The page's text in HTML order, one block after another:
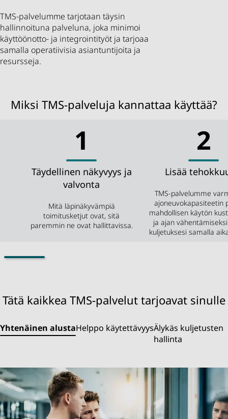
TMS-palvelumme tarjotaan täysin
hallinnoituna palveluna, joka minimoi
käyttöönotto- ja integrointityöt ja tarjoaa
samalla operatiivisia asiantuntijoita ja
resursseja.
Miksi TMS-palveluja kannattaa käyttää?
1
Täydellinen näkyvyys ja
valvonta
Mitä läpinäkyvämpiä
toimitusketjut ovat, sitä
paremmin ne ovat hallittavissa.
2
Lisää
TMS-palvelumme
ajoneuvokapasiteetin
mahdollisen käytön
ja ajan
kuljetuksesi samalla
Tätä kaikkea TMS-palvelut tarjoavat sinulle
Yhtenäinen alustaHelppo käytettävyysÄlykäs kuljetusten
hallinta